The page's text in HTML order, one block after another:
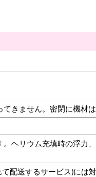
きません。密閉に機材は
ヘリウム充填時の浮力
配送するサービス)には